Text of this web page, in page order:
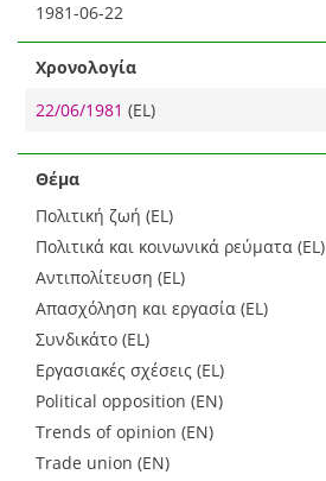
1981-06-22
Χρονολογία
22/06/1981 (EL)
Θέμα
Πολιτική ζωή (EL)
Πολιτικά και κοινωνικά ρεύματα (EL)
Αντιπολίτευση (EL)
Απασχόληση και εργασία (EL)
Συνδικάτο (EL)
Εργασιακές σχέσεις (EL)
Political opposition (EN)
Trends of opinion (EN)
Trade union (EN)